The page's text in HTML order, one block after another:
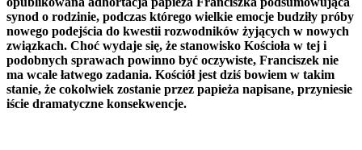
synod o rodzinie, podczas którego wielkie emocje budziły próby
nowego podejścia do kwestii rozwodników żyjących w nowych
związkach. Choć wydaje się, że stanowisko Kościoła w tej i
podobnych sprawach powinno być oczywiste, Franciszek nie
ma wcale łatwego zadania. Kościół jest dziś bowiem w takim
stanie, że cokolwiek zostanie przez papieża napisane, przyniesie
iście dramatyczne konsekwencje.